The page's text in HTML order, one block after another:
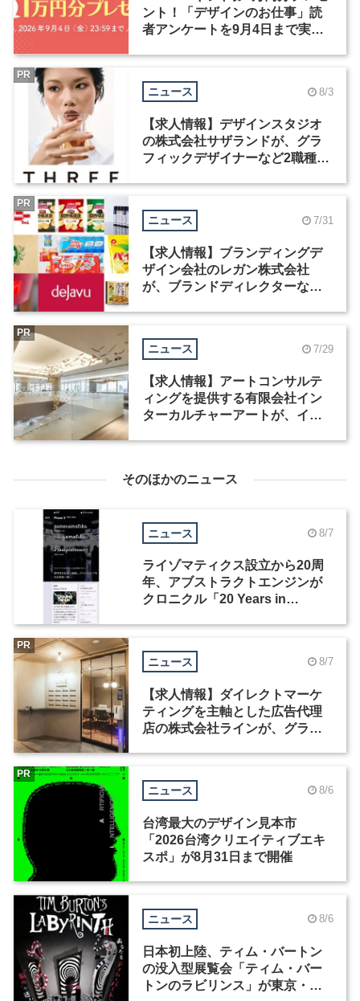
ント！「デザインのお仕事」読
者アンケートを9月4日まで実施
ニュース 8/3
【求人情報】デザインスタジオ
の株式会社サザランドが、グラ
フィックデザイナーなど2職種を
PR
ニュース 7/31
【求人情報】ブランディングデ
ザイン会社のレガン株式会社
が、ブランドディレクターなど3
PR
ニュース 7/29
【求人情報】アートコンサルテ
ィングを提供する有限会社イン
ターカルチャーアートが、イン
PR
そのほかのニュース
ニュース 8/7
ライゾマティクス設立から20周
年、アブストラクトエンジンが
クロニクル「20 Years in
ニュース 8/7
【求人情報】ダイレクトマーケ
ティングを主軸とした広告代理
店の株式会社ラインが、グラフ
PR
ニュース 8/6
台湾最大のデザイン見本市
「2026台湾クリエイティブエキ
スポ」が8月31日まで開催
PR
ニュース 8/6
日本初上陸、ティム・バートン
の没入型展覧会「ティム・バー
トンのラビリンス」が東京・豊